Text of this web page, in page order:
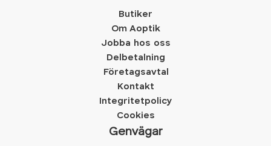
Butiker
Om Aoptik
Jobba hos oss
Delbetalning
Företagsavtal
Kontakt
Integritetpolicy
Cookies
Genvägar